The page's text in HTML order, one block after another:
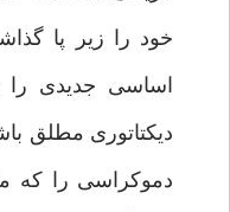
خود را زیر پا
اساسی جدیدی را
دیکتاتوری مطلق